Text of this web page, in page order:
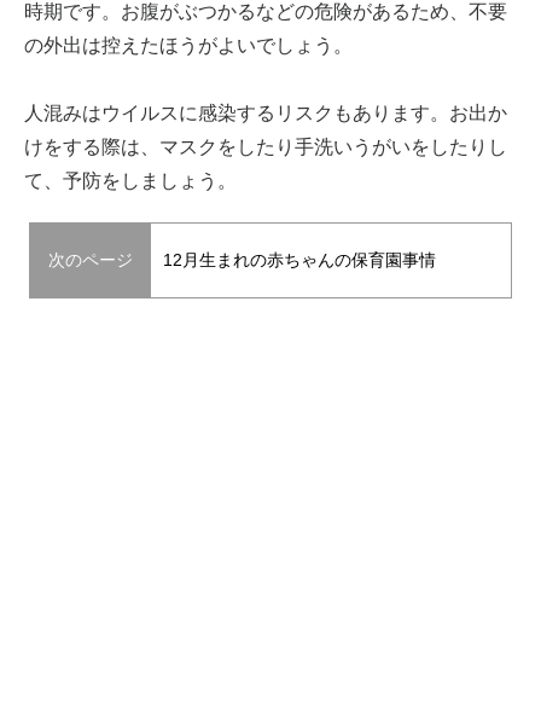
時期です。お腹がぶつかるなどの危険があるため、不要
の外出は控えたほうがよいでしょう。
人混みはウイルスに感染するリスクもあります。お出か
けをする際は、マスクをしたり手洗いうがいをしたりし
て、予防をしましょう。
次のページ 12月生まれの赤ちゃんの保育園事情